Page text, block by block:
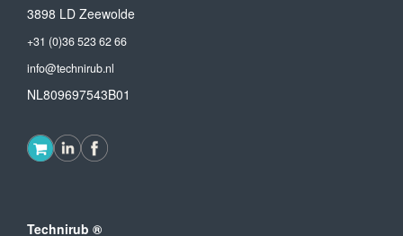
3898 LD Zeewolde
+31 (0)36 523 62 66
info@technirub.nl
NL809697543B01
Technirub ®